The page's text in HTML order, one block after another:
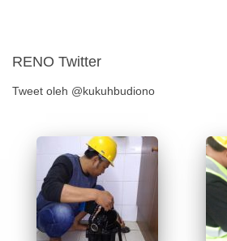
RENO Twitter
Tweet oleh @kukuhbudiono